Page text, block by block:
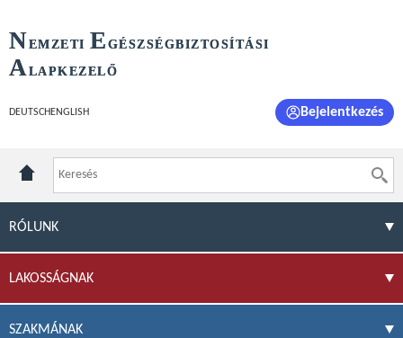
NEMZETI E GÉSZSÉGBIZTOSÍTÁSI
ALAPKEZELŐ
DEUTSCH ENGLISH Bejelentkezés
RÓLUNK
LAKOSSÁGNAK
SZAKMÁNAK